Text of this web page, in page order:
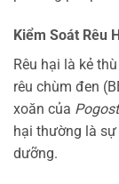
Kiểm Soát Rêu
Rêu hại là kẻ
rêu chùm đen
xoăn của
hại thường là sự
dưỡng.